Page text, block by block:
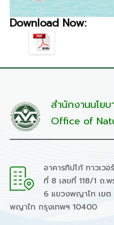
Download Now:
สำนักงานนโย
Office of
อาคารทิปโก้ ทาวเว
ที่ 8 เลขที่ 118/1 ถ.พ
6 แขวงพญาไท เขต
พญาไท กรุงเทพฯ 10400